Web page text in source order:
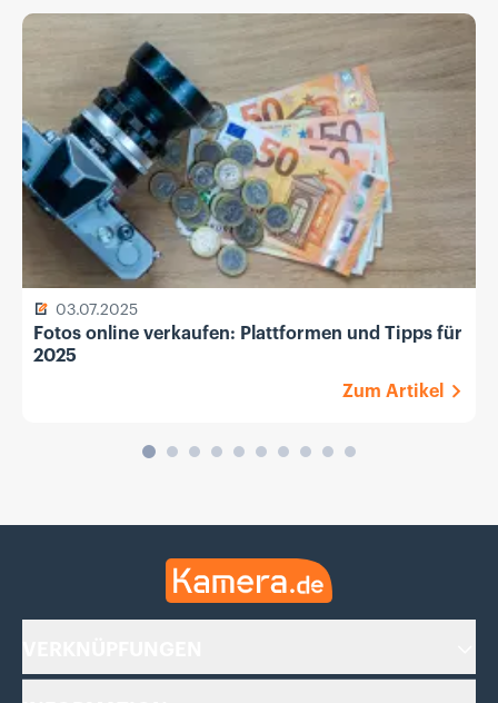
03.07.2025
Fotos online verkaufen: Plattformen und Tipps für
2025
Zum Artikel
Kamera.de